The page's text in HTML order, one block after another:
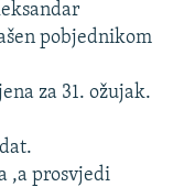
pobjednikom
za 31. ožujak.
,a prosvjedi